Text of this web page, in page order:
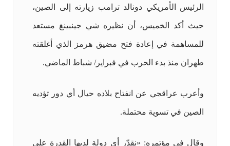
الرئيس الأمريكي دونالد ترامب زيارته إلى الصين،
حيث أكد الخميس، أن نظيره شي جينبينغ مستعد
للمساهمة في إعادة فتح مضيق هرمز الذي أغلقته
طهران منذ بدء الحرب في فبراير/ شباط الماضي.
وأعرب عراقجي عن انفتاح بلاده حيال أي دور تؤديه
الصين في تسوية محتملة.
وقال في مؤتمره: «نقدّر أي دولة لديها القدرة على